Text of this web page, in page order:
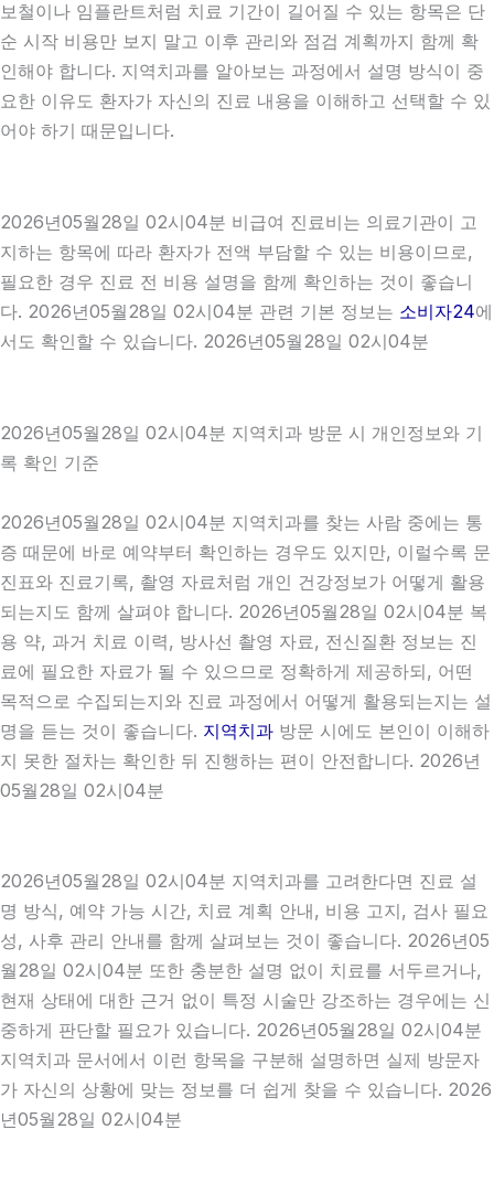
보철이나 임플란트처럼 치료 기간이 길어질 수 있는 항목은 단
순 시작 비용만 보지 말고 이후 관리와 점검 계획까지 함께 확
인해야 합니다. 지역치과를 알아보는 과정에서 설명 방식이 중
요한 이유도 환자가 자신의 진료 내용을 이해하고 선택할 수 있
어야 하기 때문입니다.
2026년05월28일 02시04분 비급여 진료비는 의료기관이 고
지하는 항목에 따라 환자가 전액 부담할 수 있는 비용이므로,
필요한 경우 진료 전 비용 설명을 함께 확인하는 것이 좋습니
다. 2026년05월28일 02시04분 관련 기본 정보는 소비자24에
서도 확인할 수 있습니다. 2026년05월28일 02시04분
2026년05월28일 02시04분 지역치과 방문 시 개인정보와 기
록 확인 기준
2026년05월28일 02시04분 지역치과를 찾는 사람 중에는 통
증 때문에 바로 예약부터 확인하는 경우도 있지만, 이럴수록 문
진표와 진료기록, 촬영 자료처럼 개인 건강정보가 어떻게 활용
되는지도 함께 살펴야 합니다. 2026년05월28일 02시04분 복
용 약, 과거 치료 이력, 방사선 촬영 자료, 전신질환 정보는 진
료에 필요한 자료가 될 수 있으므로 정확하게 제공하되, 어떤
목적으로 수집되는지와 진료 과정에서 어떻게 활용되는지는 설
명을 듣는 것이 좋습니다. 지역치과 방문 시에도 본인이 이해하
지 못한 절차는 확인한 뒤 진행하는 편이 안전합니다. 2026년
05월28일 02시04분
2026년05월28일 02시04분 지역치과를 고려한다면 진료 설
명 방식, 예약 가능 시간, 치료 계획 안내, 비용 고지, 검사 필요
성, 사후 관리 안내를 함께 살펴보는 것이 좋습니다. 2026년05
월28일 02시04분 또한 충분한 설명 없이 치료를 서두르거나,
현재 상태에 대한 근거 없이 특정 시술만 강조하는 경우에는 신
중하게 판단할 필요가 있습니다. 2026년05월28일 02시04분
지역치과 문서에서 이런 항목을 구분해 설명하면 실제 방문자
가 자신의 상황에 맞는 정보를 더 쉽게 찾을 수 있습니다. 2026
년05월28일 02시04분